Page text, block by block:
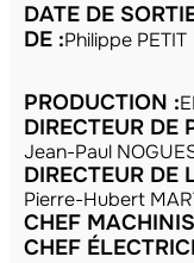
DATE DE
DE :Philippe PETIT
PRODUCTION :
DIRECTEUR DE
Jean-Paul
DIRECTEUR DE
Pierre-Hubert
CHEF
CHEF